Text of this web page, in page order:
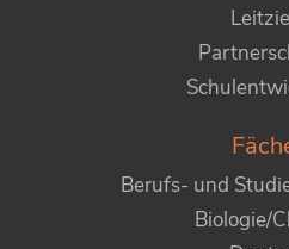
Berufs- und
Biologie/